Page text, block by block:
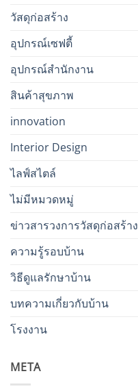
วัสดุก่อสร้าง
อุปกรณ์เซฟตี้
อุปกรณ์สำนักงาน
สินค้าสุขภาพ
innovation
Interior Design
ไลฟ์สไตล์
ไม่มีหมวดหมู่
ข่าวสารวงการวัสดุก่อสร้าง
ความรู้รอบบ้าน
วิธีดูแลรักษาบ้าน
บทความเกี่ยวกับบ้าน
โรงงาน
META